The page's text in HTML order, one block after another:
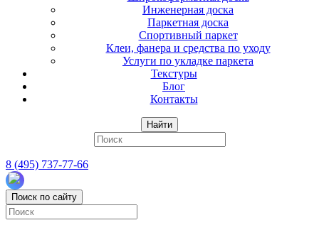
Инженерная доска
Паркетная доска
Спортивный паркет
Клеи, фанера и средства по уходу
Услуги по укладке паркета
Текстуры
Блог
Контакты
Найти
8 (495) 737-77-66
Поиск по сайту